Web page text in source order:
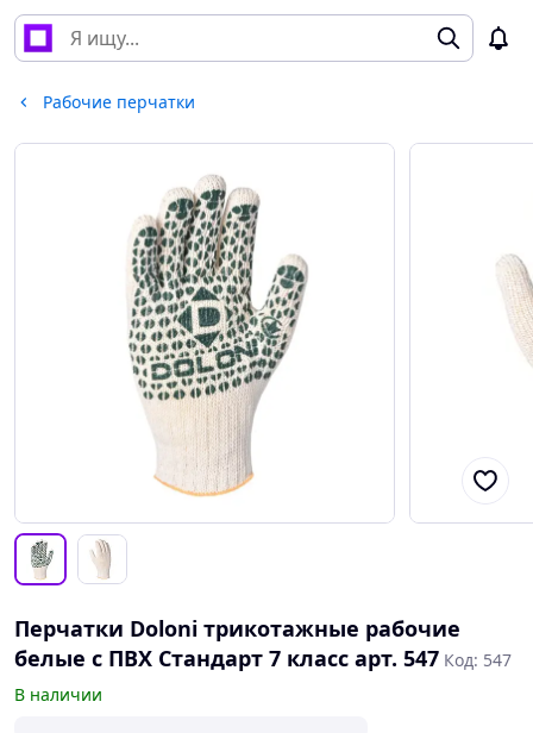
Рабочие перчатки
Перчатки Doloni трикотажные рабочие
белые с ПВХ Стандарт 7 класс арт. 547 Код: 547
В наличии